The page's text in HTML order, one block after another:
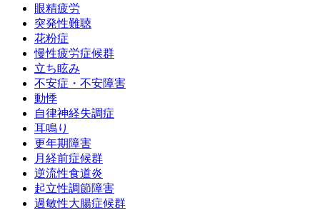
眼精疲労
突発性難聴
花粉症
慢性疲労症候群
立ち眩み
不安症・不安障害
動悸
自律神経失調症
耳鳴り
更年期障害
月経前症候群
逆流性食道炎
起立性調節障害
過敏性大腸症候群